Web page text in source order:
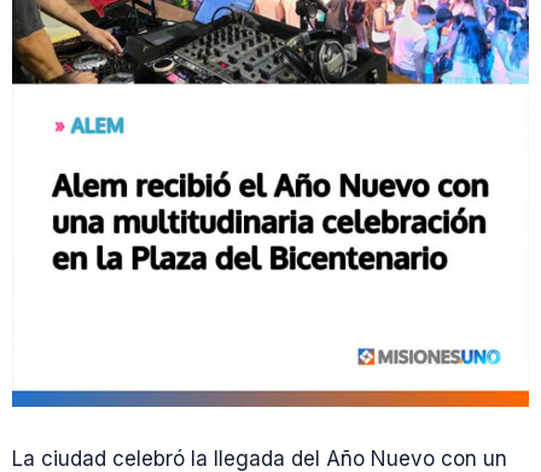
La ciudad celebró la llegada del Año Nuevo con un